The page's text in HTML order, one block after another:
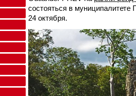
состояться в муниципалитете
24 октября.